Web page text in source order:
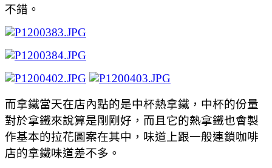
不錯。
而拿鐵當天在店內點的是中杯熱拿鐵，中杯的份量
對於拿鐵來說算是剛剛好，而且它的熱拿鐵也會製
作基本的拉花圖案在其中，味道上跟一般連鎖咖啡
店的拿鐵味道差不多。